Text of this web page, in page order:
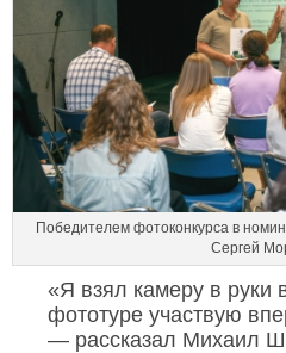
Победителем фотоконкурса в
Сергей
«Я взял камеру в руки
фототуре участвую
— рассказал Михаил